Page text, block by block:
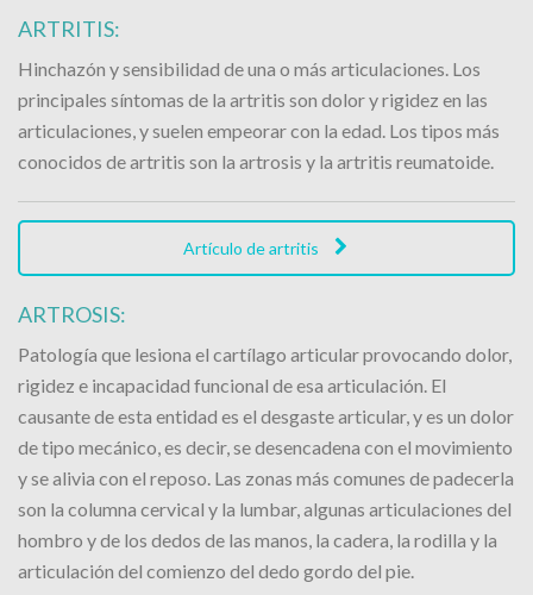
ARTRITIS:
Hinchazón y sensibilidad de una o más articulaciones. Los
principales síntomas de la artritis son dolor y rigidez en las
articulaciones, y suelen empeorar con la edad. Los tipos más
conocidos de artritis son la artrosis y la artritis reumatoide.
Artículo de artritis
ARTROSIS:
Patología que lesiona el cartílago articular provocando dolor,
rigidez e incapacidad funcional de esa articulación. El
causante de esta entidad es el desgaste articular, y es un dolor
de tipo mecánico, es decir, se desencadena con el movimiento
y se alivia con el reposo. Las zonas más comunes de padecerla
son la columna cervical y la lumbar, algunas articulaciones del
hombro y de los dedos de las manos, la cadera, la rodilla y la
articulación del comienzo del dedo gordo del pie.